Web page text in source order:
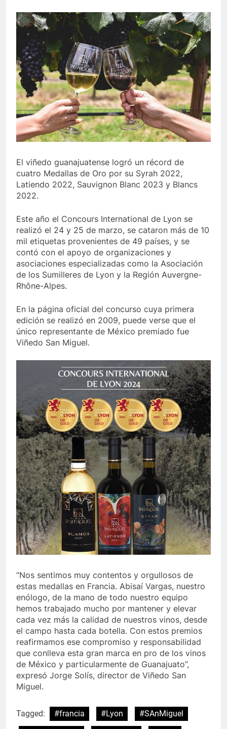
El viñedo guanajuatense logró un récord de
cuatro Medallas de Oro por su Syrah 2022,
Latiendo 2022, Sauvignon Blanc 2023 y Blancs
2022.
Este año el Concours International de Lyon se
realizó el 24 y 25 de marzo, se cataron más de 10
mil etiquetas provenientes de 49 países, y se
contó con el apoyo de organizaciones y
asociaciones especializadas como la Asociación
de los Sumilleres de Lyon y la Región Auvergne-
Rhône-Alpes.
En la página oficial del concurso cuya primera
edición se realizó en 2009, puede verse que el
único representante de México premiado fue
Viñedo San Miguel.
“Nos sentimos muy contentos y orgullosos de
estas medallas en Francia. Abisaí Vargas, nuestro
enólogo, de la mano de todo nuestro equipo
hemos trabajado mucho por mantener y elevar
cada vez más la calidad de nuestros vinos, desde
el campo hasta cada botella. Con estos premios
reafirmamos ese compromiso y responsabilidad
que conlleva esta gran marca en pro de los vinos
de México y particularmente de Guanajuato”,
expresó Jorge Solís, director de Viñedo San
Miguel.
Tagged: #francia #Lyon
#SAnMiguel